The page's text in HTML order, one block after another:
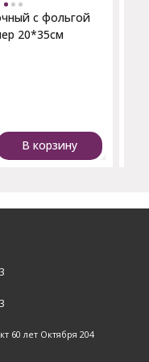
с фольгой
20*35см
В корзину
60 лет Октября 204